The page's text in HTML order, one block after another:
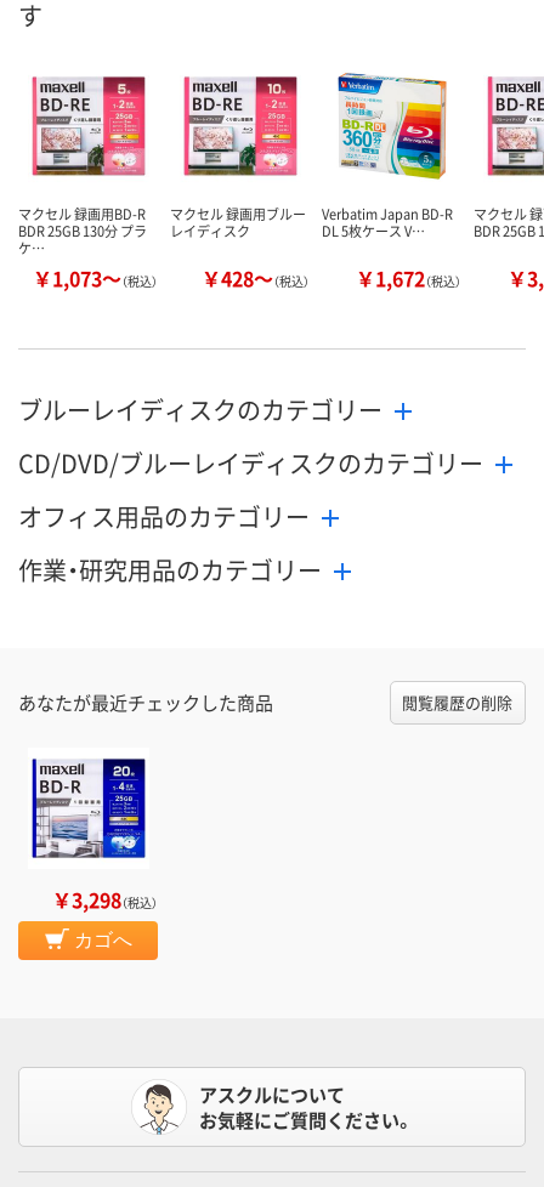
す
マクセル 録画用BD-R
BDR 25GB 130分 プラ
ケ…
￥1,073～（税込）
マクセル 録画用ブルー
レイディスク
￥428～（税込）
Verbatim Japan BD-R
DL 5枚ケース V…
￥1,672（税込）
マクセル
BDR
￥
ブルーレイディスクのカテゴリー
CD/DVD/ブルーレイディスクのカテゴリー
オフィス用品のカテゴリー
作業・研究用品のカテゴリー
あなたが最近チェックした商品 閲覧履歴の削除
￥3,298（税込）
カゴへ
アスクルについて
お気軽にご質問ください。